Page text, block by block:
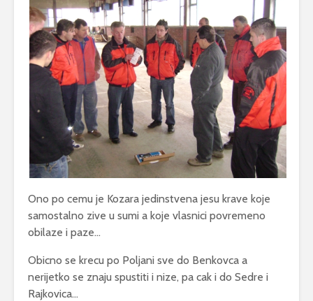
Ono po cemu je Kozara jedinstvena jesu krave koje
samostalno zive u sumi a koje vlasnici povremeno
obilaze i paze…
Obicno se krecu po Poljani sve do Benkovca a
nerijetko se znaju spustiti i nize, pa cak i do Sedre i
Rajkovica…